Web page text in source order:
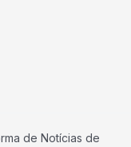
de Notícias de